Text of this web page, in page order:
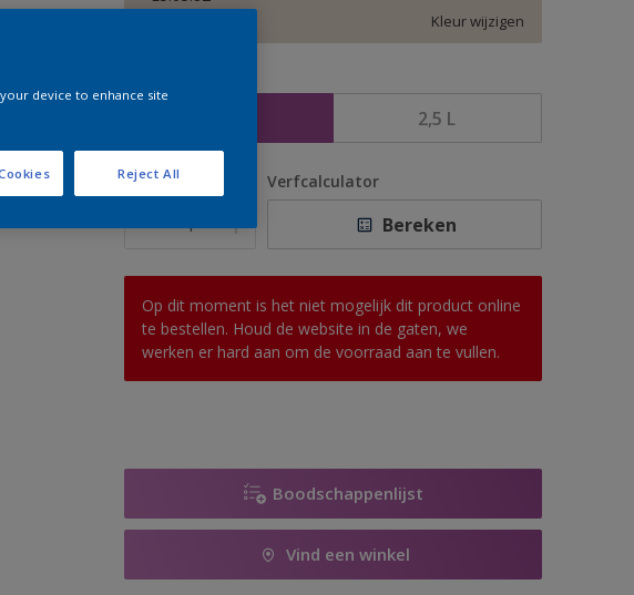
Kleur wijzigen
2,5 L
Aantal Verfcalculator
Bereken
Op dit moment is het niet mogelijk dit product online
te bestellen. Houd de website in de gaten, we
werken er hard aan om de voorraad aan te vullen.
Boodschappenlijst
Vind een winkel
device to enhance site
Reject All